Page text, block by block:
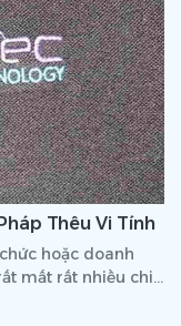
Thêu Vi Tính
hoặc doanh
mất rất nhiều chi